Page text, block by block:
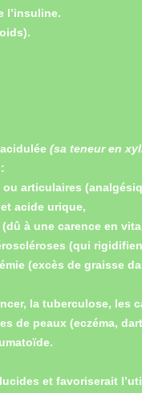
l’insuline.
(sa teneur en
articulaires
acide urique,
à une carence en
(qui
(excès de graisse
la tuberculose, les
de peaux (eczéma,
et favoriserait